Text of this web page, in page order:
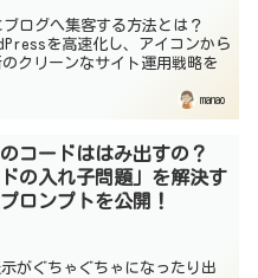
ログへ集客する方法とは？
を高速化し、アイコンから
クリーンなサイト運用戦略を
manao
コードははみ出すの？
ドの入れ子問題」を解決す
ロンプトを公開！
がぐちゃぐちゃになったり出